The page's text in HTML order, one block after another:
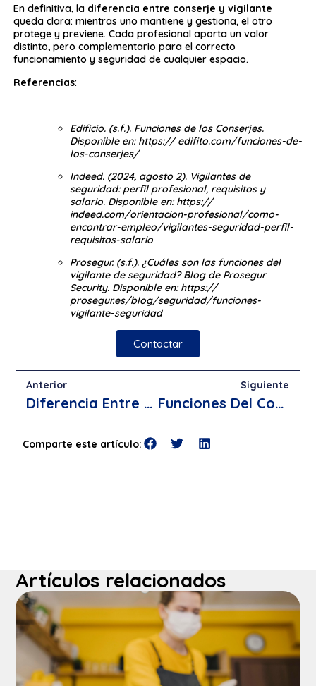
En definitiva, la diferencia entre conserje y vigilante
queda clara: mientras uno mantiene y gestiona, el otro
protege y previene. Cada profesional aporta un valor
distinto, pero complementario para el correcto
funcionamiento y seguridad de cualquier espacio.
Referencias:
Edificio. (s.f.). Funciones de los Conserjes.
Disponible en: https:// edifito.com/funciones-de-
los-conserjes/
Indeed. (2024, agosto 2). Vigilantes de
seguridad: perfil profesional, requisitos y
salario. Disponible en: https://
indeed.com/orientacion-profesional/como-
encontrar-empleo/vigilantes-seguridad-perfil-
requisitos-salario
Prosegur. (s.f.). ¿Cuáles son las funciones del
vigilante de seguridad? Blog de Prosegur
Security. Disponible en: https://
prosegur.es/blog/seguridad/funciones-
vigilante-seguridad
Contactar
Anterior
Diferencia Entre Conserjes Y Recepcionistas
Siguiente
Funciones Del Conserje De Un Hotel
Comparte este artículo:
Artículos relacionados